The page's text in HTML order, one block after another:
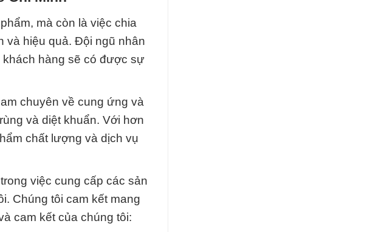
mà còn là việc chia
và hiệu quả. Đội ngũ nhân
hàng sẽ có được sự
chuyên về cung ứng và
và diệt khuẩn. Với hơn
chất lượng và dịch vụ
việc cung cấp các sản
Chúng tôi cam kết mang
cam kết của chúng tôi: